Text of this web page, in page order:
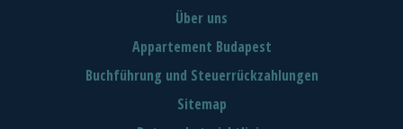
Über uns
Appartement Budapest
Buchführung und Steuerrückzahlungen
Sitemap